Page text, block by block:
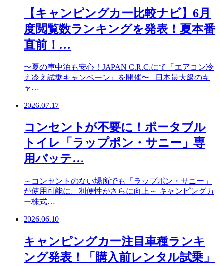
【キャンピングカー比較ナビ】6月
度閲覧数ランキングを発表！夏本番
直前！…
〜夏の車中泊も安心！JAPAN C.R.C.にて『エアコン冷
え冷え試乗キャンペーン』を開催〜 日本最大級のキ
ャ…
2026.07.17
コンセントが不要に！ポータブル
トイレ「ラップポン・サニー」専
用バッテ…
～コンセントのない場所でも「ラップポン・サニー」
が使用可能に。利便性がさらに向上～ キャンピングカ
ー株式…
2026.06.10
キャンピングカー注目車種ランキ
ング発表！「購入前レンタル試乗」